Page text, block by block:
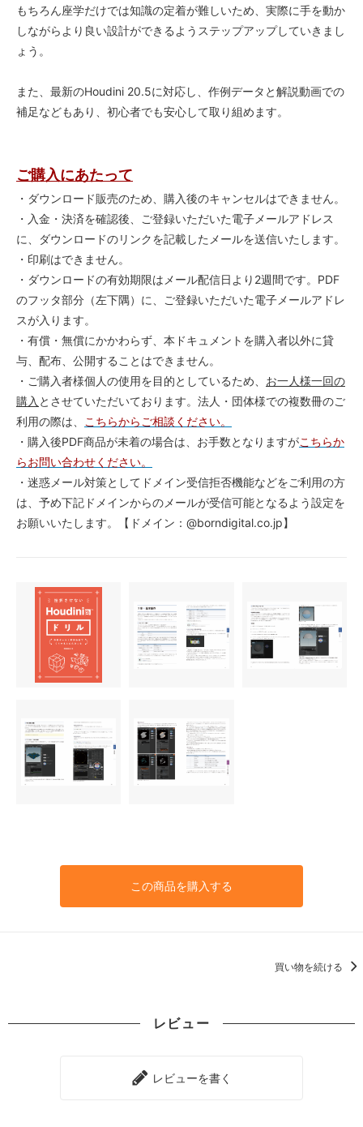
もちろん座学だけでは知識の定着が難しいため、実際に手を動か
しながらより良い設計ができるようステップアップしていきまし
ょう。
また、最新のHoudini 20.5に対応し、作例データと解説動画での
補足などもあり、初心者でも安心して取り組めます。
ご購入にあたって
・ダウンロード販売のため、購入後のキャンセルはできません。
・入金・決済を確認後、ご登録いただいた電子メールアドレス
に、ダウンロードのリンクを記載したメールを送信いたします。
・印刷はできません。
・ダウンロードの有効期限はメール配信日より2週間です。PDF
のフッタ部分（左下隅）に、ご登録いただいた電子メールアドレ
スが入ります。
・有償・無償にかかわらず、本ドキュメントを購入者以外に貸
与、配布、公開することはできません。
・ご購入者様個人の使用を目的としているため、 お一人様一回の
購入 とさせていただいております。法人・団体様での複数冊のご
利用の際は、 こちらからご相談ください。
・購入後PDF商品が未着の場合は、お手数となりますがこちらか
らお問い合わせください。
・迷惑メール対策としてドメイン受信拒否機能などをご利用の方
は、予め下記ドメインからのメールが受信可能となるよう設定を
お願いいたします。【ドメイン：@borndigital.co.jp】
この商品を購入する
買い物を続ける
レビュー
レビューを書く